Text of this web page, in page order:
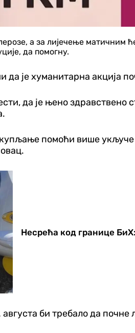
а за лијечење матичним
да помогну.
је хуманитарна акција
да је њено
помоћи више
Несрећа код границе
би требало да